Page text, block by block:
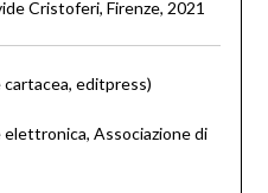
Cristoferi, Firenze, 2021
editpress)
Associazione di